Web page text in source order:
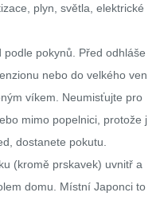
plyn, světla, elektrické
pokynů. Před odhláše
nebo do velkého ven
víkem. Neumisťujte pro
mimo popelnici, protože j
dostanete pokutu.
​​(kromě prskavek) uvnitř a
domu. Místní Japonci to